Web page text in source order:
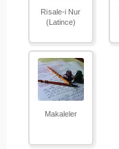
Risale-i Nur
(Latince)
Makaleler